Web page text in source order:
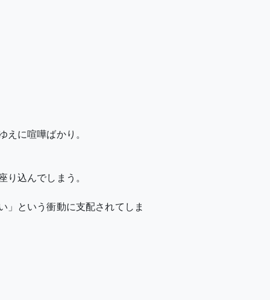
えに喧嘩ばかり。
り込んでしまう。
」という衝動に支配されてしま